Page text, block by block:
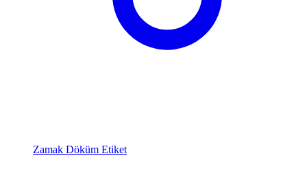
Zamak Döküm Etiket